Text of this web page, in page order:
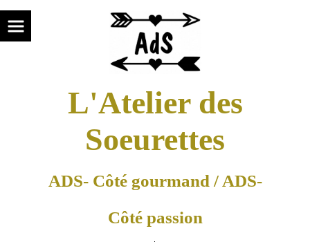
L'Atelier des
Soeurettes
ADS- Côté gourmand / ADS-
Côté passion